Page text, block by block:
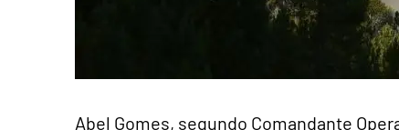
Abel Gomes, segundo Comandante